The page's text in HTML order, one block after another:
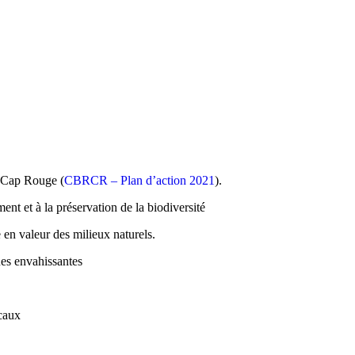
Rouge (CBRCR – Plan d’action 2021).
et à la préservation de la biodiversité
valeur des milieux naturels.
envahissantes